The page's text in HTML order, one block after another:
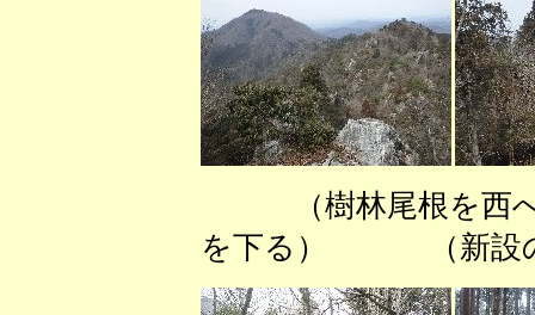
（樹林尾根を
を下る） （新設の